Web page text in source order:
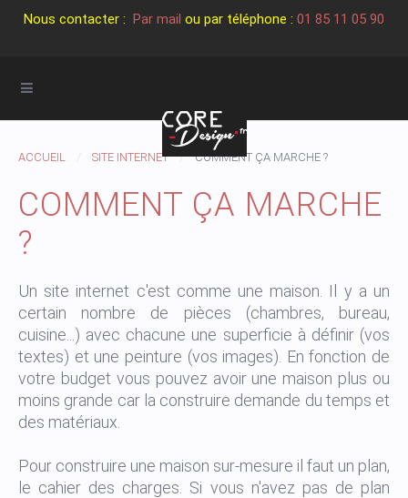
Nous contacter : Par mail ou par téléphone : 01 85 11 05 90
ACCUEIL SITE INTERNET COMMENT ÇA MARCHE ?
COMMENT ÇA MARCHE
?
Un site internet c'est comme une maison. Il y a un
certain nombre de pièces (chambres, bureau,
cuisine...) avec chacune une superficie à définir (vos
textes) et une peinture (vos images). En fonction de
votre budget vous pouvez avoir une maison plus ou
moins grande car la construire demande du temps et
des matériaux.
Pour construire une maison sur-mesure il faut un plan,
le cahier des charges. Si vous n'avez pas de plan